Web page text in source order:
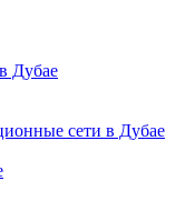
Дубае
сети в Дубае